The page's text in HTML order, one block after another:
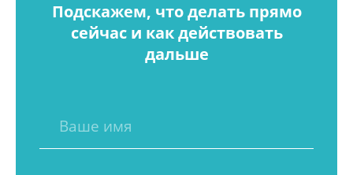
Подскажем, что делать прямо
сейчас и как действовать
дальше